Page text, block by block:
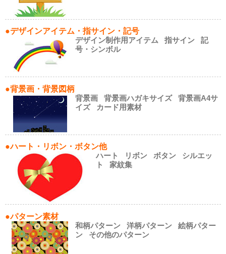
●デザインアイテム・指サイン・記号
デザイン制作用アイテム
指サイン
記
号・シンボル
●背景画・背景図柄
背景画
背景画ハガキサイズ
背景画A4サ
イズ
カード用素材
●ハート・リボン・ボタン他
ハート
リボン ボタン
シルエッ
ト
家紋集
●パターン素材
和柄パターン
洋柄パターン
絵柄パター
ン
その他のパターン